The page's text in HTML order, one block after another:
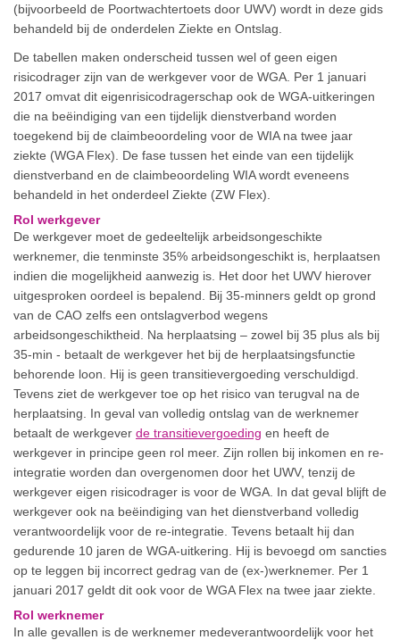
(bijvoorbeeld de Poortwachtertoets door UWV) wordt in deze gids
behandeld bij de onderdelen Ziekte en Ontslag.
De tabellen maken onderscheid tussen wel of geen eigen
risicodrager zijn van de werkgever voor de WGA. Per 1 januari
2017 omvat dit eigenrisicodragerschap ook de WGA-uitkeringen
die na beëindiging van een tijdelijk dienstverband worden
toegekend bij de claimbeoordeling voor de WIA na twee jaar
ziekte (WGA Flex). De fase tussen het einde van een tijdelijk
dienstverband en de claimbeoordeling WIA wordt eveneens
behandeld in het onderdeel Ziekte (ZW Flex).
Rol werkgever
De werkgever moet de gedeeltelijk arbeidsongeschikte
werknemer, die tenminste 35% arbeidsongeschikt is, herplaatsen
indien die mogelijkheid aanwezig is. Het door het UWV hierover
uitgesproken oordeel is bepalend. Bij 35-minners geldt op grond
van de CAO zelfs een ontslagverbod wegens
arbeidsongeschiktheid. Na herplaatsing – zowel bij 35 plus als bij
35-min - betaalt de werkgever het bij de herplaatsingsfunctie
behorende loon. Hij is geen transitievergoeding verschuldigd.
Tevens ziet de werkgever toe op het risico van terugval na de
herplaatsing. In geval van volledig ontslag van de werknemer
betaalt de werkgever de transitievergoeding en heeft de
werkgever in principe geen rol meer. Zijn rollen bij inkomen en re-
integratie worden dan overgenomen door het UWV, tenzij de
werkgever eigen risicodrager is voor de WGA. In dat geval blijft de
werkgever ook na beëindiging van het dienstverband volledig
verantwoordelijk voor de re-integratie. Tevens betaalt hij dan
gedurende 10 jaren de WGA-uitkering. Hij is bevoegd om sancties
op te leggen bij incorrect gedrag van de (ex-)werknemer. Per 1
januari 2017 geldt dit ook voor de WGA Flex na twee jaar ziekte.
Rol werknemer
In alle gevallen is de werknemer medeverantwoordelijk voor het